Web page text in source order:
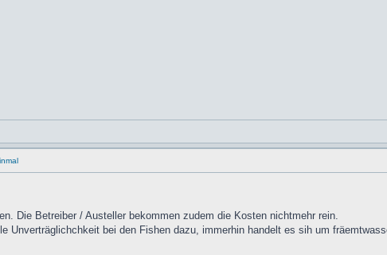
Die Betreiber / Austeller bekommen zudem die Kosten nichtmehr rein.
Unverträglichchkeit bei den Fishen dazu, immerhin handelt es sih um